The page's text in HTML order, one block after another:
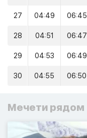
27 04:49 06:45
28 04:51 06:47
29 04:53 06:49
30 04:55 06:50
Мечети рядом